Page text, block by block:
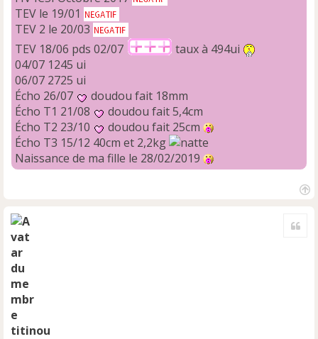
TEV le 19/01
TEV 2 le 20/03
TEV 18/06 pds 02/07
taux à 494ui
04/07 1245 ui
06/07 2725 ui
Écho 26/07
doudou fait 18mm
Écho T1 21/08
doudou fait 5,4cm
Écho T2 23/10
doudou fait 25cm
Écho T3 15/12 40cm et 2,2kg
Naissance de ma fille le 28/02/2019
titinou